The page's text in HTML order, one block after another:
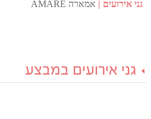
גני אירועים אמארה AMARE
גני אירועים במבצע